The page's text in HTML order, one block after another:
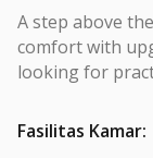
A step above
comfort with
looking for
Fasilitas Kamar: